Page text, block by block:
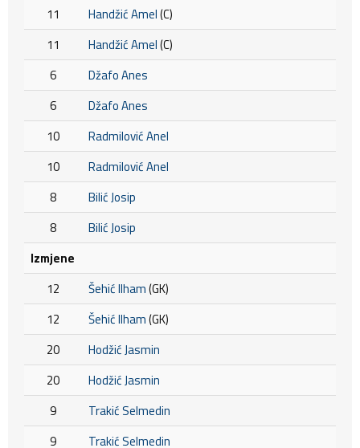
11
Handžić Amel(C)
11
Handžić Amel(C)
6
Džafo Anes
6
Džafo Anes
10
Radmilović Anel
10
Radmilović Anel
8
Bilić Josip
8
Bilić Josip
Izmjene
12
Šehić Ilham(GK)
12
Šehić Ilham(GK)
20
Hodžić Jasmin
20
Hodžić Jasmin
9
Trakić Selmedin
9
Trakić Selmedin